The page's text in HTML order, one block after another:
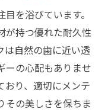
を浴びています。
が持つ優れた耐久性
は自然の歯に近い透
ーの心配もありませ
おり、適切にメンテ
その美しさを保ちま